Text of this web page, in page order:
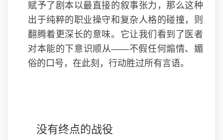
赋予了剧本以最直接的叙事张力，那么这种
出于纯粹的职业操守和复杂人格的碰撞，则
翻腾着更深长的意味。它让我们看到了医者
对本能的下意识顺从——不假任何煽情、媚
俗的口号，在此刻，行动胜过所有言语。
没有终点的战役